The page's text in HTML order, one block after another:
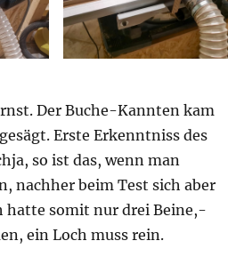
Der Buche-Kannten kam
Erste Erkenntniss des
so ist das, wenn man
nachher beim Test sich aber
hatte somit nur drei Beine,-
ein Loch muss rein.